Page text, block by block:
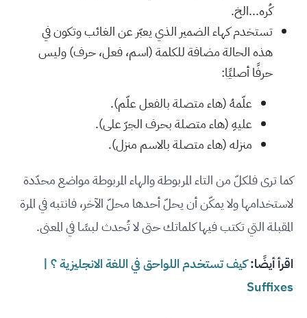
كُره...الخ.
تستخدم كهاء الضمير الذي يعبّر عن الغائب وتكون في
هذه الحالة مضافة للكلمة (اسم، فعل، حرف) وليس
حرفًا أصليًا:
علّمهُ (هاء متصلة بالفعل علّم).
عليهِ (هاء متصلة بحرف الجرّ على).
منزله (هاء متصلة بالاسم منزل).
كما ترى فلكلّ من التاء المربوطة والهاء المربوطة مواضع محدّدة
لاستخدامها ولا يمكّن أن يحلّ أحدها محلّ الآخر، فانتبه في المرة
المقبلة التي تكتب فيها كلماتك حتى لا تُحدث لبسًا في المعنى.
اقرأ أيضًا:كيف تستخدم اللواحق في اللغة الانجليزية ؟ |
Suffixes